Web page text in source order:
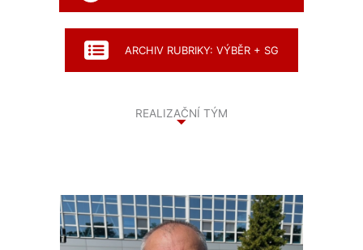
ARCHIV RUBRIKY: VÝBĚR + SG
REALIZAČNÍ TÝM